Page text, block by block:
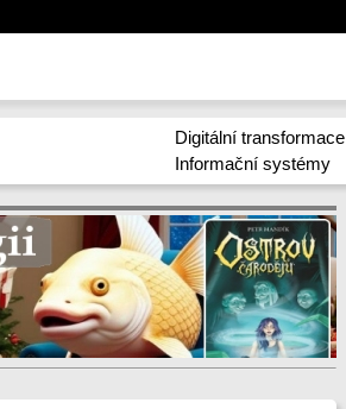
Digitální transformace
Informační systémy